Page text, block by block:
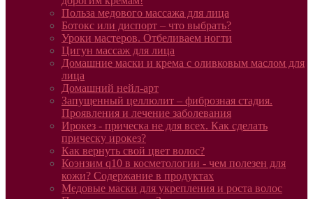
Польза медового массажа для лица
Ботокс или диспорт – что выбрать?
Уроки мастеров. Отбеливаем ногти
Цигун массаж для лица
Домашние маски и крема с оливковым маслом для
лица
Домашний нейл-арт
Запущенный целлюлит – фиброзная стадия.
Проявления и лечение заболевания
Ирокез - прическа не для всех. Как сделать
прическу ирокез?
Как вернуть свой цвет волос?
Коэнзим q10 в косметологии - чем полезен для
кожи? Содержание в продуктах
Медовые маски для укрепления и роста волос